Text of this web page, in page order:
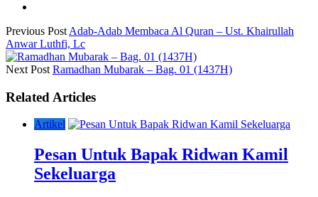
Previous Post Adab-Adab Membaca Al Quran – Ust. Khairullah
Anwar Luthfi, Lc
Next Post Ramadhan Mubarak – Bag. 01 (1437H)
Related Articles
Artikel
Pesan Untuk Bapak Ridwan Kamil
Sekeluarga